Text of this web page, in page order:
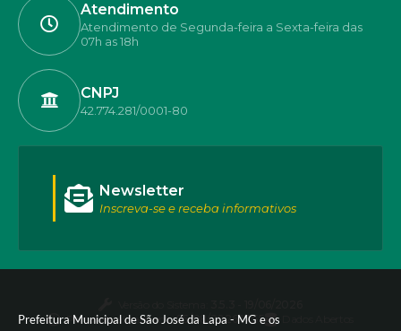
Prefeitura Municipal de São José da Lapa - MG e os
Atendimento
Atendimento de Segunda-feira a Sexta-feira das
07h as 18h
CNPJ
42.774.281/0001-80
Newsletter
Inscreva-se e receba informativos
Portal atualizado em:05/08/2026 17:55